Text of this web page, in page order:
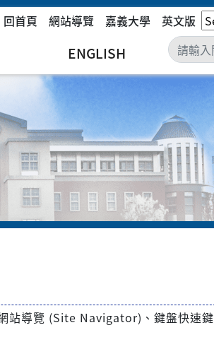
回首頁 網站導覽 嘉義大學 英文版
ENGLISH
站導覽 (Site Navigator)、鍵盤快速鍵